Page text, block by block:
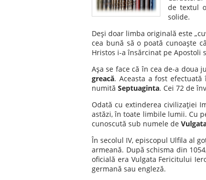
de textul
solide.
Deşi doar limba originală este
cea bună să o poată cunoaşte
Hristos i-a însărcinat pe
Aşa se face că în cea de-a doua
greacă. Aceasta a fost
numită Septuaginta. Cei 72 de
Odată cu extinderea civilizaţiei
astăzi, în toate limbile lumii. Cu
cunoscută sub numele de
În secolul IV, episcopul Ulfila al
armeană. După schisma din
oficială era Vulgata Fericitului
germană sau engleză.